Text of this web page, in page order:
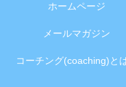
ホームページ
メールマガジン
コーチング(coaching)と